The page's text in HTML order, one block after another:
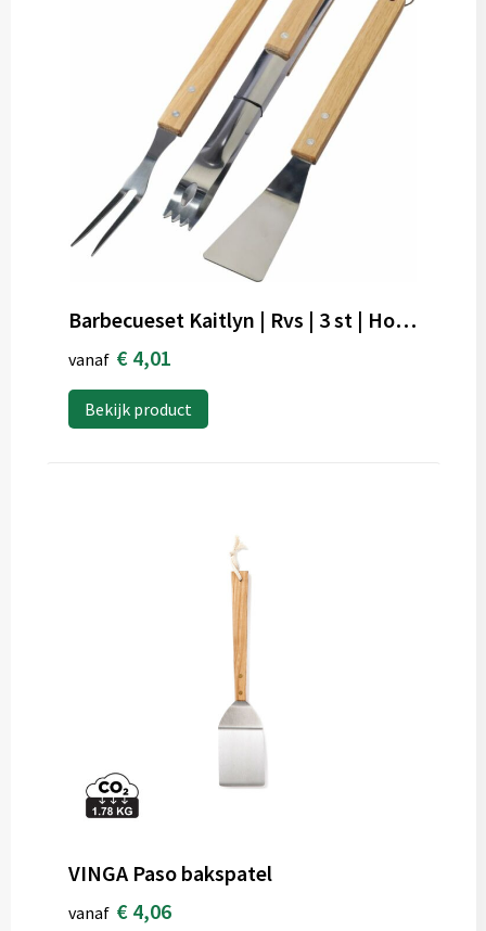
Barbecueset Kaitlyn | Rvs | 3 st | Houten handvatten
vanaf € 4,01
Bekijk product
VINGA Paso bakspatel
vanaf € 4,06